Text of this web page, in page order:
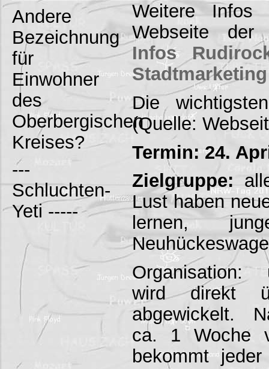
Andere
Bezeichnung
für
Einwohner
des
Oberbergischen
Kreises?
---
Schluchten-
Yeti -----
Weitere
Webseite der
Infos
Die
(Quelle:
Termin: 24.
Zielgruppe:
Lust haben
lernen,
Organisation:
wird direkt
abgewickelt.
ca. 1 Woche
bekommt